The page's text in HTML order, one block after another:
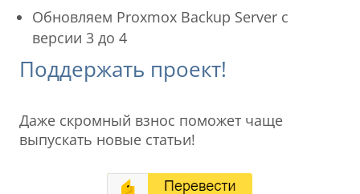
Обновляем Proxmox Backup Server с
версии 3 до 4
Поддержать проект!
Даже скромный взнос поможет чаще
выпускать новые статьи!